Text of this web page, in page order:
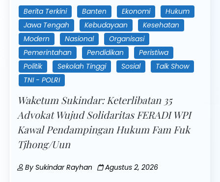
Berita Terkini Banten Ekonomi
Hukum
Jawa Tengah
Kebudayaan
Kesehatan
Modern
Nasional
Organisasi
Pemerintahan
Pendidikan
Peristiwa
Politik
Sekolah Tinggi Sosial
Talk Show
TNI - POLRI
Waketum Sukindar: Keterlibatan 35
Advokat Wujud Solidaritas FERADI WPI
Kawal Pendampingan Hukum Fam Fuk
Tjhong/Uun
BySukindar Rayhan Agustus 2, 2026